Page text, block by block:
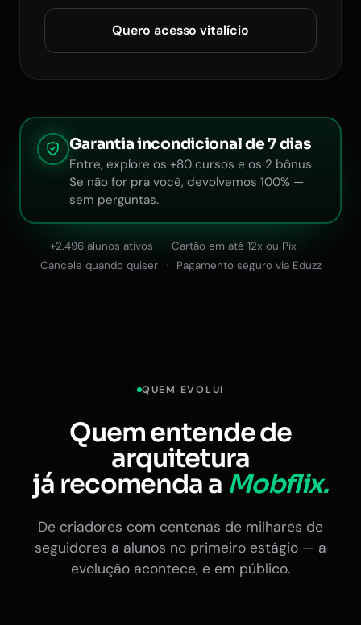
QUEM EVOLUI
Quem entende de
arquitetura
já recomenda a Mobflix.
De criadores com centenas de milhares de
seguidores a alunos no primeiro estágio — a
evolução acontece, e em público.
Quero acesso vitalício
Garantia incondicional de 7 dias
Entre, explore os +80 cursos e os 2 bônus.
Se não for pra você, devolvemos 100% —
sem perguntas.
+2.496 alunos ativos
Cartão em até 12x ou Pix
Cancele quando quiser
Pagamento seguro via Eduzz